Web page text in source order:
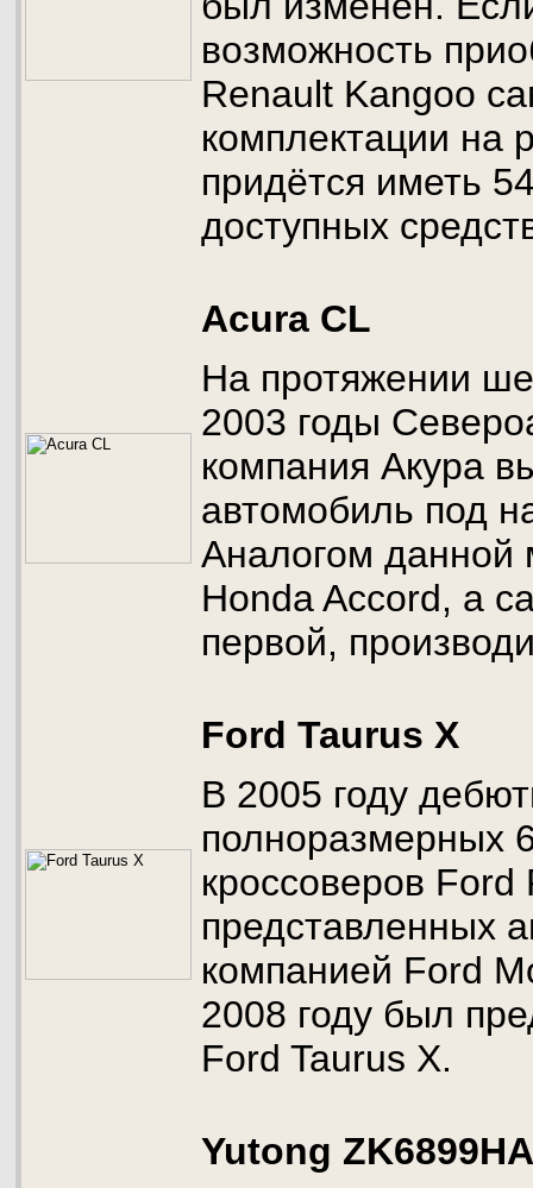
возможность
Renault Kangoo
комплектации на
придётся иметь
доступных
Acura CL
На протяжении
2003 годы
компания Акура
автомобиль под
Аналогом данной
Honda Accord, а
первой,
Ford Taurus X
В 2005 году
полноразмерных
кроссоверов Ford
представленных
компанией Ford
2008 году был
Ford Taurus X.
Yutong ZK6899HA